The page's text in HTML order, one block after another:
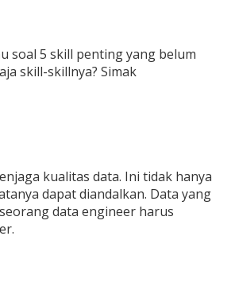
soal 5 skill penting yang belum
skill-skillnya? Simak
kualitas data. Ini tidak hanya
dapat diandalkan. Data yang
data engineer harus